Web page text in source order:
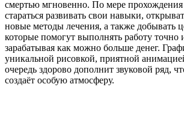
смертью мгновенно. По мере
стараться развивать свои навыки,
новые методы лечения, а также добывать
которые помогут выполнять работу точно
зарабатывая как можно больше денег.
уникальной рисовкой, приятной
очередь здорово дополнит звуковой ряд,
создаёт особую атмосферу.